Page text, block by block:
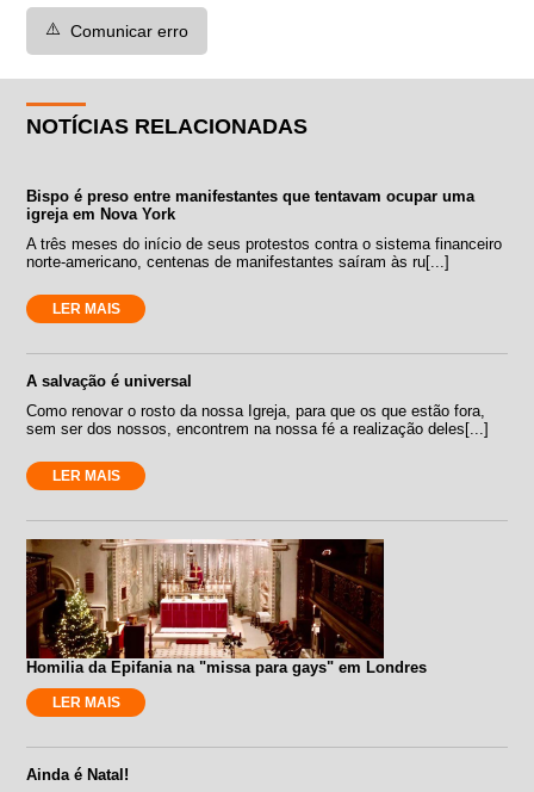
⚠️ Comunicar erro
NOTÍCIAS RELACIONADAS
Bispo é preso entre manifestantes que tentavam ocupar uma
igreja em Nova York
A três meses do início de seus protestos contra o sistema financeiro
norte-americano, centenas de manifestantes saíram às ru[...]
LER MAIS
A salvação é universal
Como renovar o rosto da nossa Igreja, para que os que estão fora,
sem ser dos nossos, encontrem na nossa fé a realização deles[...]
LER MAIS
Homilia da Epifania na "missa para gays" em Londres
LER MAIS
Ainda é Natal!